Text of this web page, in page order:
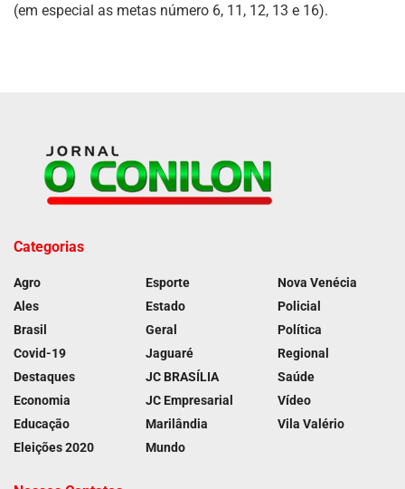
(em especial as metas número 6, 11, 12, 13 e 16).
Categorias
Agro
Ales
Brasil
Covid-19
Destaques
Economia
Educação
Eleições 2020
Esporte
Estado
Geral
Jaguaré
JC BRASÍLIA
JC Empresarial
Marilândia
Mundo
Nova Venécia
Policial
Política
Regional
Saúde
Vídeo
Vila Valério